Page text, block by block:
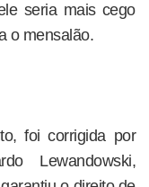
seria mais cego
o mensalão.
foi corrigida por
Lewandowski,